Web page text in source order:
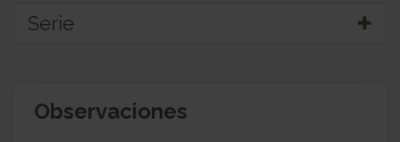
Serie
Carrocería: 5 puertas
Observaciones